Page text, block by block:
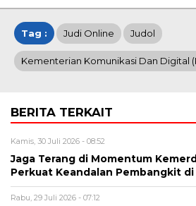
Tag : Judi Online Judol
Kementerian Komunikasi Dan Digital
BERITA TERKAIT
Kamis, 30 Juli 2026 - 08:52
Jaga Terang di Momentum
Perkuat Keandalan Pembangkit di
Rabu, 29 Juli 2026 - 07:12